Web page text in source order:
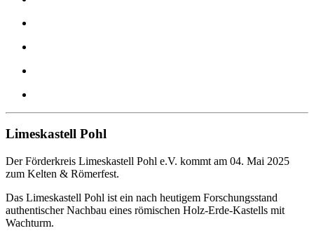
Limeskastell Pohl
Der Förderkreis Limeskastell Pohl e.V. kommt am 04. Mai 2025
zum Kelten & Römerfest.
Das Limeskastell Pohl ist ein nach heutigem Forschungsstand
authentischer Nachbau eines römischen Holz-Erde-Kastells mit
Wachturm.